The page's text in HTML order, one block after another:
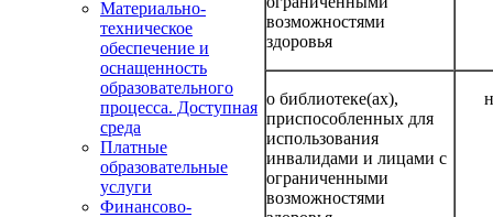
Материально-
техническое
обеспечение и
оснащенность
образовательного
процесса. Доступная
среда
Платные
образовательные
услуги
Финансово-
возможностями
здоровья
о библиотеке(ах),
приспособленных для
использования
инвалидами и лицами с
ограниченными
возможностями